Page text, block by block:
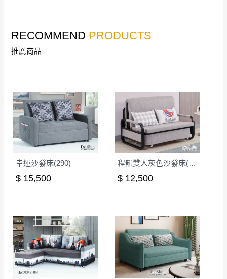
RECOMMEND PRODUCTS
推薦商品
幸運沙發床(290)
$ 15,500
程韻雙人灰色沙發床(H806)
$ 12,500